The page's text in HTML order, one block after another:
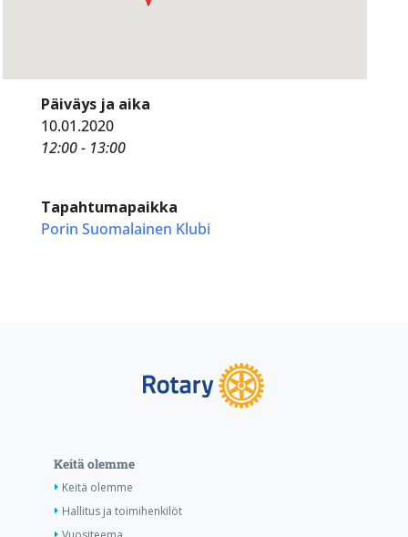
Päiväys ja aika
10.01.2020
12:00 - 13:00
Tapahtumapaikka
Porin Suomalainen Klubi
Keitä olemme
Keitä olemme
Hallitus ja toimihenkilöt